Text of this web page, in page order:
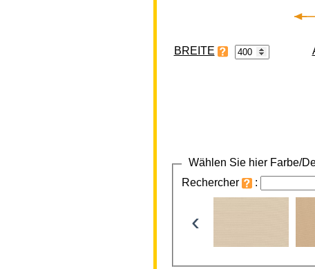
BREITE
Wählen Sie hier Farbe/
Rechercher
:
‹